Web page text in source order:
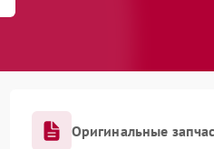
Оригинальные